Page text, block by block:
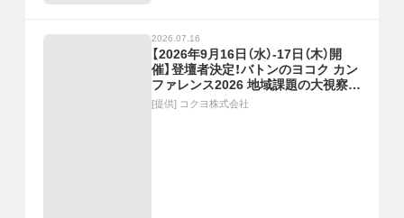
2026.07.16
【2026年9月16日（水）-17日（木）開
催】登壇者決定！バトンのヨコク カン
ファレンス2026 地域課題の大視察展
―ジモトの課題のピントとヒント
[提供] コクヨ株式会社